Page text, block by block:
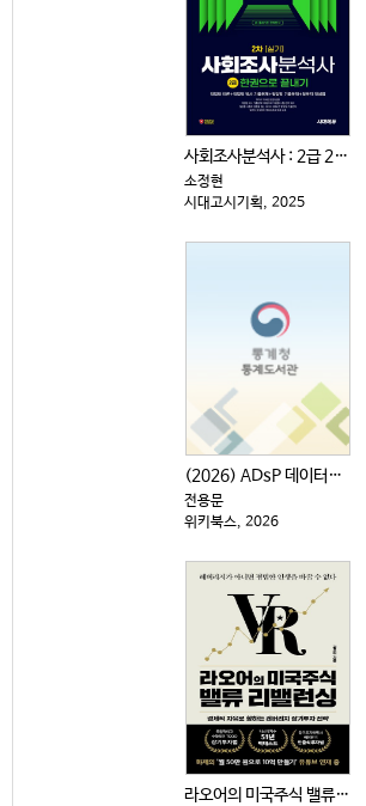
사회조사분석사 : 2급 2차|실기 : 한권으로 끝내기
소정현
시대고시기획, 2025
(2026) ADsP 데이터분석 준전문가 : 최신 기출...
전용문
위키북스, 2026
라오어의 미국주식 밸류 리밸런싱 : 경제적 자유로 향하...